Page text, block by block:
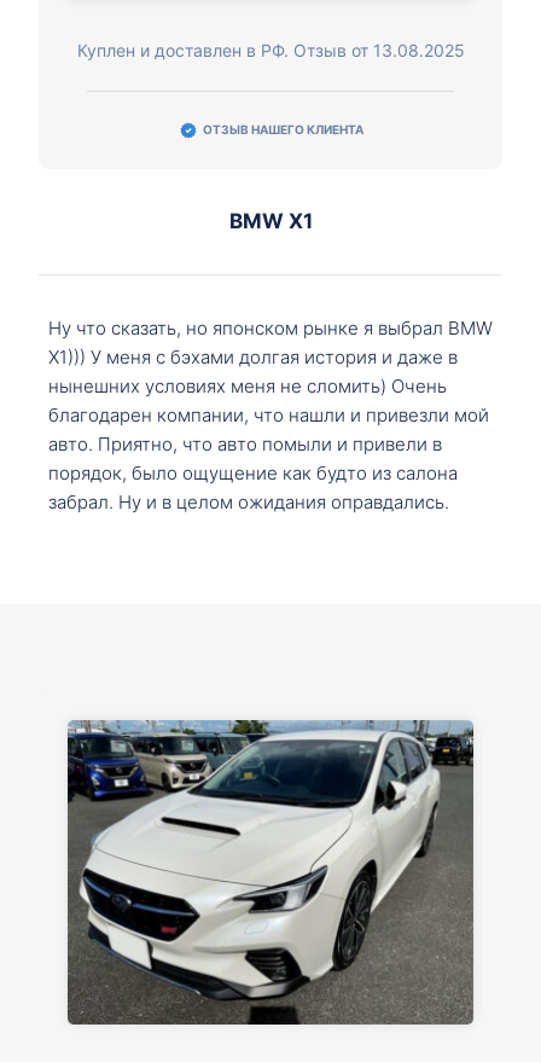
Куплен и доставлен в РФ. Отзыв от 13.08.2025
ОТЗЫВ НАШЕГО КЛИЕНТА
BMW X1
Ну что сказать, но японском рынке я выбрал BMW
X1))) У меня с бэхами долгая история и даже в
нынешних условиях меня не сломить) Очень
благодарен компании, что нашли и привезли мой
авто. Приятно, что авто помыли и привели в
порядок, было ощущение как будто из салона
забрал. Ну и в целом ожидания оправдались.